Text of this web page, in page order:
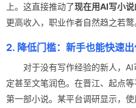
上。这直接推动了现在用AI写小
更高收入，职业作者自然趋之若鹜
2. 降低门槛：新手也能快速
对于没有写作经验的新人，
定甚至文笔润色。在晋江、起点
第一部小说。某平台调研显示，